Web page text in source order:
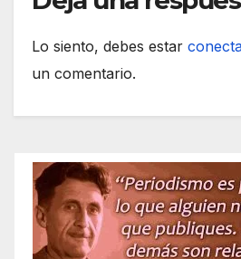
Lo siento, debes estar
un comentario.